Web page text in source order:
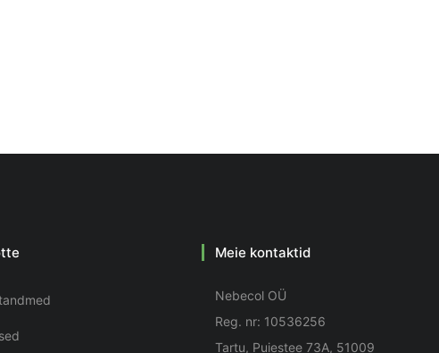
Meie kontaktid
Nebecol OÜ
Reg. nr: 10536256
Tartu, Puiestee 73A, 51009